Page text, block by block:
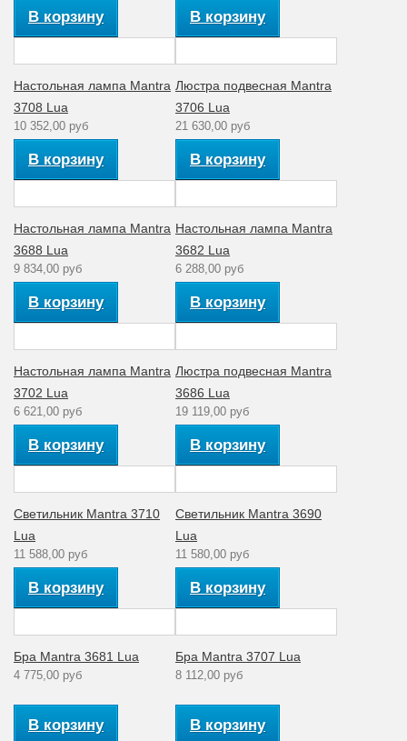
Коллекция
В корзину В корзину
Настольная лампа Mantra
3708 Lua
10 352,00 руб
В корзину
Люстра подвесная Mantra
3706 Lua
21 630,00 руб
В корзину
Настольная лампа Mantra
3688 Lua
9 834,00 руб
В корзину
Настольная лампа Mantra
3682 Lua
6 288,00 руб
В корзину
Настольная лампа Mantra
3702 Lua
6 621,00 руб
В корзину
Люстра подвесная Mantra
3686 Lua
19 119,00 руб
В корзину
Светильник Mantra 3710
Lua
11 588,00 руб
В корзину
Светильник Mantra 3690
Lua
11 580,00 руб
В корзину
Бра Mantra 3681 Lua
4 775,00 руб
В корзину
Бра Mantra 3707 Lua
8 112,00 руб
В корзину